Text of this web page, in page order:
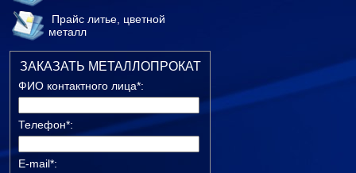
Прайс литье, цветной
металл
ЗАКАЗАТЬ МЕТАЛЛОПРОКАТ
ФИО контактного лица*:
Телефон*:
E-mail*: